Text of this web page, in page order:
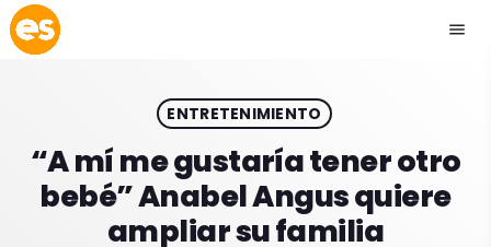
menu
play_arrow EMISIÓN LA PAZ
play_arrow EMISIÓN COCHABAMBA
ENTRETENIMIENTO
“A mí me gustaría tener otro
bebé” Anabel Angus quiere
ampliar su familia